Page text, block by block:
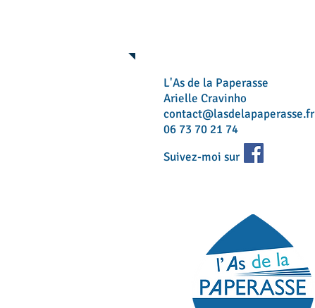
L'As de la Paperasse
Arielle Cravinho
contact@lasdelapaperasse.fr
06 73 70 21 74
Suivez-moi sur